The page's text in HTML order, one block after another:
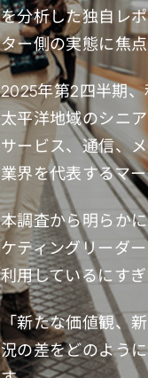
を分析した独自レ
ター側の実態に焦
2025年第2四半期
太平洋地域のシニ
サービス、通信、
業界を代表するマ
本調査から明らか
ケティングリーダ
利用しているにす
「新たな価値観、
況の差をどのよう